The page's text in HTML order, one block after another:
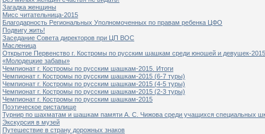
Загадка женщины
Мисс читательница-2015
Благодарность Региональных Уполномоченных по правам ребенка ЦФО
Подвигу жить!
Заседание Совета директоров при ЦП ВОС
Масленица
Открытое Первенство г. Костромы по русским шашкам среди юношей и девушек-
«Молодецкие забавы»
Чемпионат г. Костромы по русским шашкам-2015. Итоги
Чемпионат г. Костромы по русским шашкам-2015 (6-7 туры)
Чемпионат г. Костромы по русским шашкам-2015 (4-5 туры)
Чемпионат г. Костромы по русским шашкам-2015 (2-3 туры)
Чемпионат г. Костромы по русским шашкам-2015
Поэтическое ристалище
Турнир по шахматам и шашкам памяти А. С. Чижова среди учащихся специальных
Экскурсия в музей
Путешествие в страну дорожных знаков